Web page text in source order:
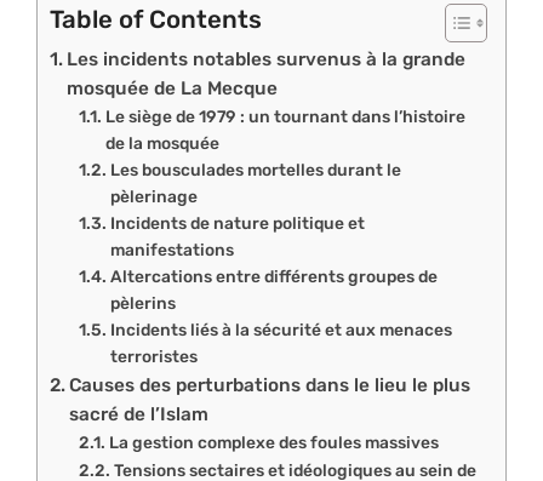
Table of Contents
Les incidents notables survenus à la grande
mosquée de La Mecque
Le siège de 1979 : un tournant dans l’histoire
de la mosquée
Les bousculades mortelles durant le
pèlerinage
Incidents de nature politique et
manifestations
Altercations entre différents groupes de
pèlerins
Incidents liés à la sécurité et aux menaces
terroristes
Causes des perturbations dans le lieu le plus
sacré de l’Islam
La gestion complexe des foules massives
Tensions sectaires et idéologiques au sein de